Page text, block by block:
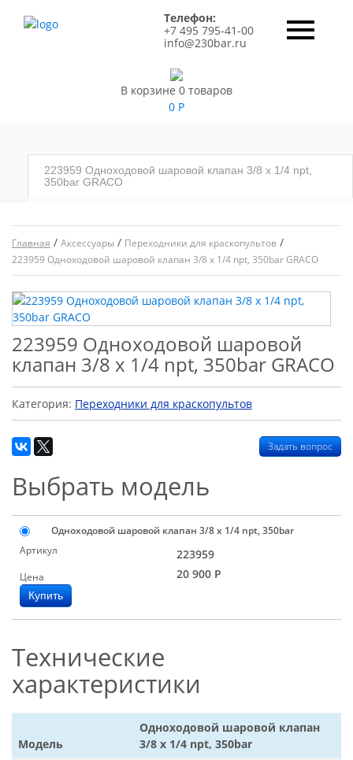
Телефон:
+7 495 795-41-00
info@230bar.ru
В корзине 0 товаров
0 Р
223959 Одноходовой шаровой клапан 3/8 x 1/4 npt,
350bar GRACO
Главная / Аксессуары / Переходники для краскопультов /
223959 Одноходовой шаровой клапан 3/8 x 1/4 npt, 350bar GRACO
223959 Одноходовой шаровой
клапан 3/8 x 1/4 npt, 350bar GRACO
Категория: Переходники для краскопультов
Задать вопрос
Выбрать модель
Одноходовой шаровой клапан 3/8 x 1/4 npt, 350bar
Артикул
223959
Цена 20 900 Р
Технические
характеристики
Модель
Одноходовой шаровой клапан
3/8 x 1/4 npt, 350bar